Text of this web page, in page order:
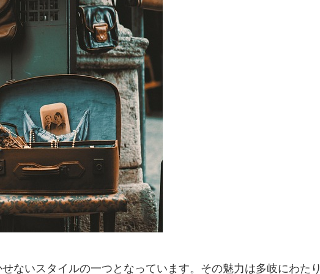
ないスタイルの一つとなっています。その魅力は多岐にわた